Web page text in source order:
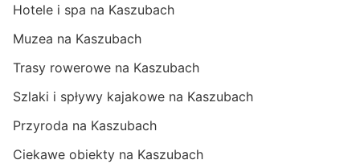
Hotele i spa na Kaszubach
Muzea na Kaszubach
Trasy rowerowe na Kaszubach
Szlaki i spływy kajakowe na Kaszubach
Przyroda na Kaszubach
Ciekawe obiekty na Kaszubach